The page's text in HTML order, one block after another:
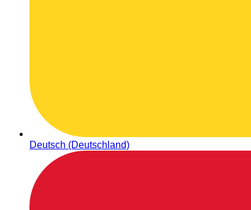
Deutsch (Deutschland)